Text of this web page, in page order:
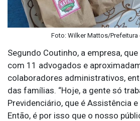
Foto: Wilker Mattos/Prefeitura
Segundo Coutinho, a empresa,
com 11 advogados e
colaboradores administrativos,
das famílias. “Hoje, a gente só
Previdenciário, que é Assistência
Então, é por isso que o nosso